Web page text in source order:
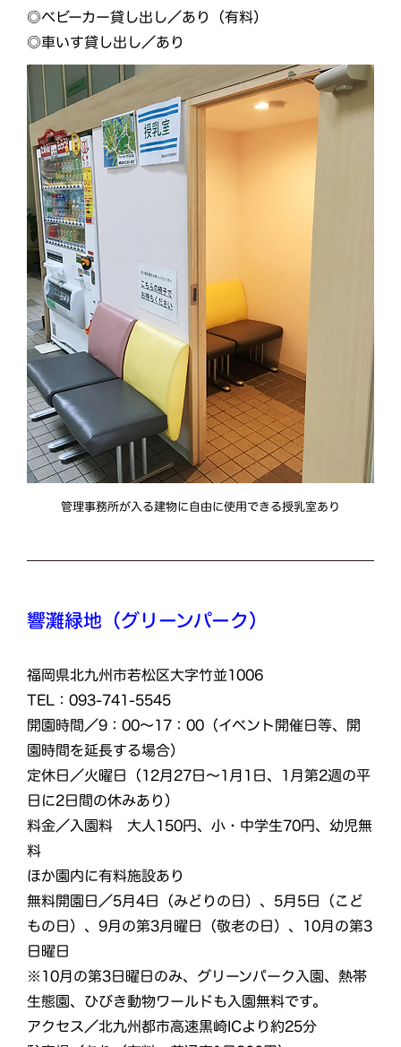
◎ベビーカー貸し出し／あり（有料）
◎車いす貸し出し／あり
管理事務所が入る建物に自由に使用できる授乳室あり
響灘緑地（グリーンパーク）
福岡県北九州市若松区大字竹並1006
TEL：093-741-5545
開園時間／9：00～17：00（イベント開催日等、開
園時間を延長する場合）
定休日／火曜日（12月27日〜1月1日、1月第2週の平
日に2日間の休みあり）
料金／⼊園料 ⼤⼈150円、⼩・中学⽣70円、幼児無
料
ほか園内に有料施設あり
無料開園日／5月4日（みどりの日）、5月5日（こど
もの日）、9月の第3月曜日（敬老の日）、10月の第3
日曜日
※10月の第3日曜日のみ、グリーンパーク入園、熱帯
生態園、ひびき動物ワールドも入園無料です。
アクセス／北九州都市高速黒崎ICより約25分